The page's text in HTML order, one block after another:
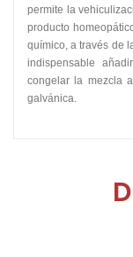
permite la
producto
químico, a través de
indispensable
congelar la mezcla
galvánica.